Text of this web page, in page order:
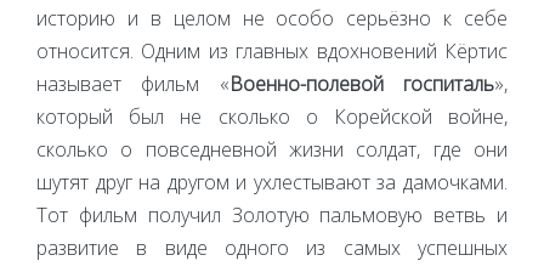
историю и в целом не особо серьёзно к себе
относится. Одним из главных вдохновений Кёртис
называет фильм «Военно-полевой госпиталь»,
который был не сколько о Корейской войне,
сколько о повседневной жизни солдат, где они
шутят друг на другом и ухлестывают за дамочками.
Тот фильм получил Золотую пальмовую ветвь и
развитие в виде одного из самых успешных